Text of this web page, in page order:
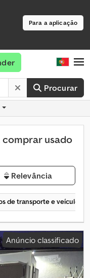
Para a aplicação
Procurar
comprar usado
Relevância
de transporte e veículos
Anúncio classificado